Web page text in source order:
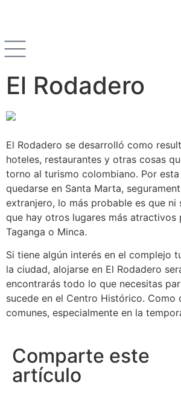
El Rodadero
El Rodadero se desarrolló como
hoteles, restaurantes y otras cosas
torno al turismo colombiano. Por
quedarse en Santa Marta,
extranjero, lo más probable es que
que hay otros lugares más
Taganga o Minca.
Si tiene algún interés en el complejo
la ciudad, alojarse en El Rodadero
encontrarás todo lo que necesitas
sucede en el Centro Histórico.
comunes, especialmente en la
Comparte este
artículo